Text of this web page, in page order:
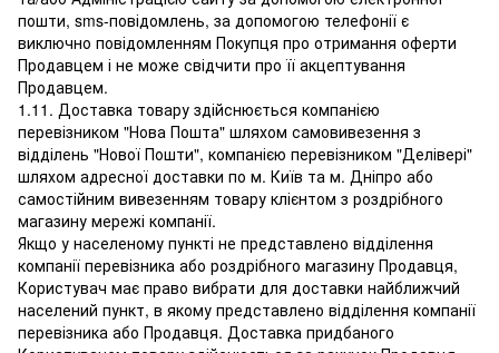
пошти, sms-повідомлень, за допомогою телефонії є
виключно повідомленням Покупця про отримання оферти
Продавцем і не може свідчити про її акцептування
Продавцем.
1.11. Доставка товару здійснюється компанією
перевізником "Нова Пошта" шляхом самовивезення з
відділень "Нової Пошти", компанією перевізником "Делівері"
шляхом адресної доставки по м. Київ та м. Дніпро або
самостійним вивезенням товару клієнтом з роздрібного
магазину мережі компанії.
Якщо у населеному пункті не представлено відділення
компанії перевізника або роздрібного магазину Продавця,
Користувач має право вибрати для доставки найближчий
населений пункт, в якому представлено відділення компанії
перевізника або Продавця. Доставка придбаного